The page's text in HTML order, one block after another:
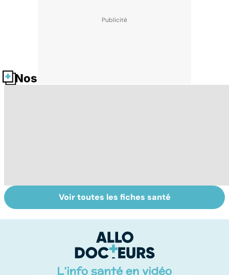
Nos fiches santé
Tout savoir sur le
vitiligo
Prurit,
démangeaisons :
peau qui gratte !
Voir toutes les fiches santé